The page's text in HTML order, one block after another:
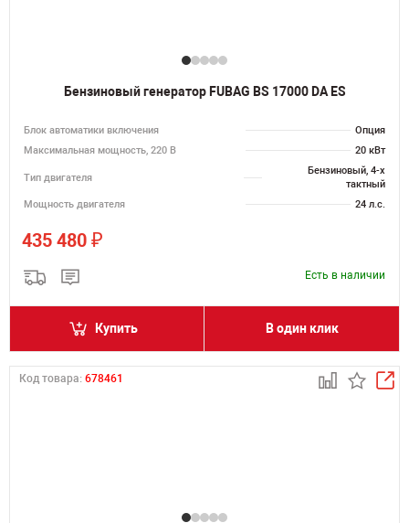
Бензиновый генератор FUBAG BS 17000 DA ES
Блок автоматики включения
Опция
Максимальная мощность, 220 В
20 кВт
Тип двигателя
Бензиновый, 4-х
тактный
Мощность двигателя
24 л.с.
435 480 ₽
Есть в наличии
Купить В один клик
Код товара: 678461